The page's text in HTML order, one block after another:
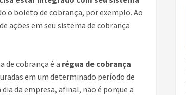
o boleto de cobrança, por exemplo. Ao
ações em seu sistema de cobrança
de cobrança é a régua de cobrança
em um determinado período de
da empresa, afinal, não é porque a